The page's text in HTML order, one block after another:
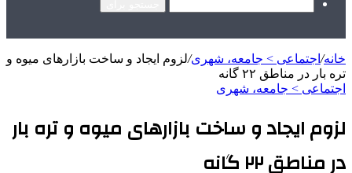
خانه/ اجتماعی > جامعه، شهری/لزوم ایجاد و ساخت بازارهای میوه و
تره بار در مناطق ۲۲ گانه
اجتماعی > جامعه، شهری
لزوم ایجاد و ساخت بازارهای میوه و تره بار
در مناطق ۲۲ گانه